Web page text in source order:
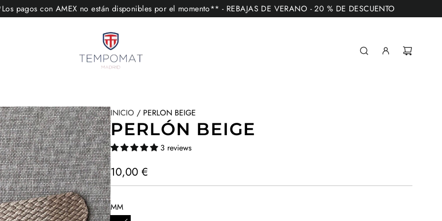
pagos con AMEX no están disponibles por el momento** - REBAJAS DE VERANO - 20 % DE DESCUENTO
INICIO / PERLON BEIGE
PERLÓN BEIGE
3 reviews
P
r
e
10,00 €
MM